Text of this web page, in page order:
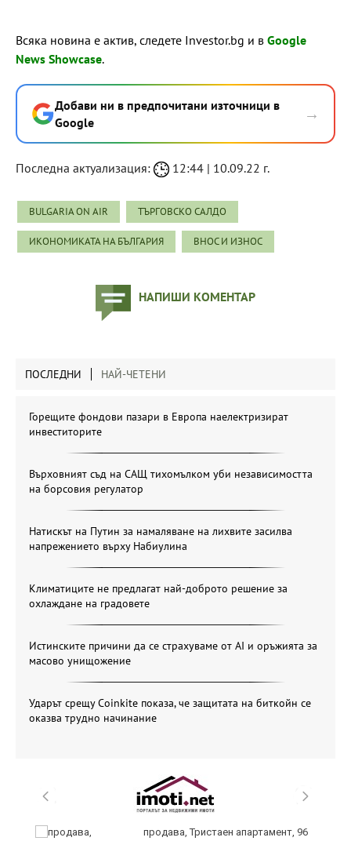
Всяка новина е актив, следете Investor.bg и в Google
News Showcase.
Добави ни в предпочитани източници в
Google
→
Последна актуализация: 12:44 | 10.09.22 г.
BULGARIA ON AIR ТЪРГОВСКО САЛДО
ИКОНОМИКАТА НА БЪЛГАРИЯ ВНОС И ИЗНОС
НАПИШИ КОМЕНТАР
ПОСЛЕДНИ НАЙ-ЧЕТЕНИ
Горещите фондови пазари в Европа наелектризират
инвеститорите
Върховният съд на САЩ тихомълком уби независимостта
на борсовия регулатор
Натискът на Путин за намаляване на лихвите засилва
напрежението върху Набиулина
Климатиците не предлагат най-доброто решение за
охлаждане на градовете
Истинските причини да се страхуваме от AI и оръжията за
масово унищожение
Ударът срещу Coinkite показа, че защитата на биткойн се
оказва трудно начинание
продава, Тристаен апартамент, 96